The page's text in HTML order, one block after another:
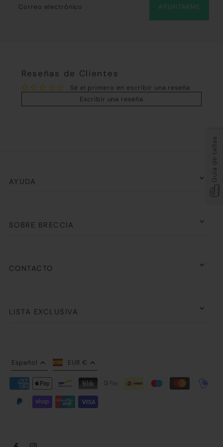
APUNTARME
Reseñas de Clientes
Sé el primero en escribir una reseña
Escribir una reseña
AYUDA
SOBRE BRECCIA
CONTACTO
LISTA EXCLUSIVA
Español EUR €
Guía de tallas